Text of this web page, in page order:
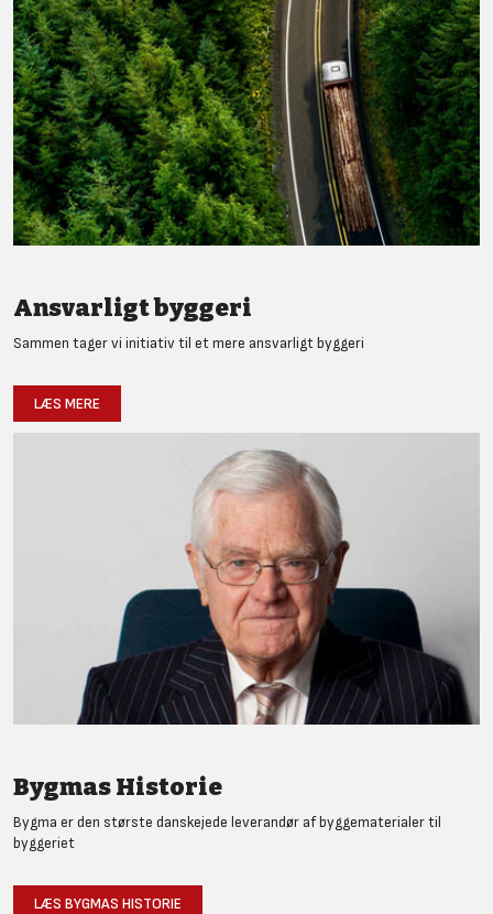
Ansvarligt byggeri
Sammen tager vi initiativ til et mere ansvarligt byggeri
LÆS MERE
Bygmas Historie
Bygma er den største danskejede leverandør af byggematerialer til
byggeriet
LÆS BYGMAS HISTORIE